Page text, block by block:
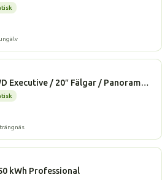
Executive / 20″ Fälgar / Panoram…
kWh Professional